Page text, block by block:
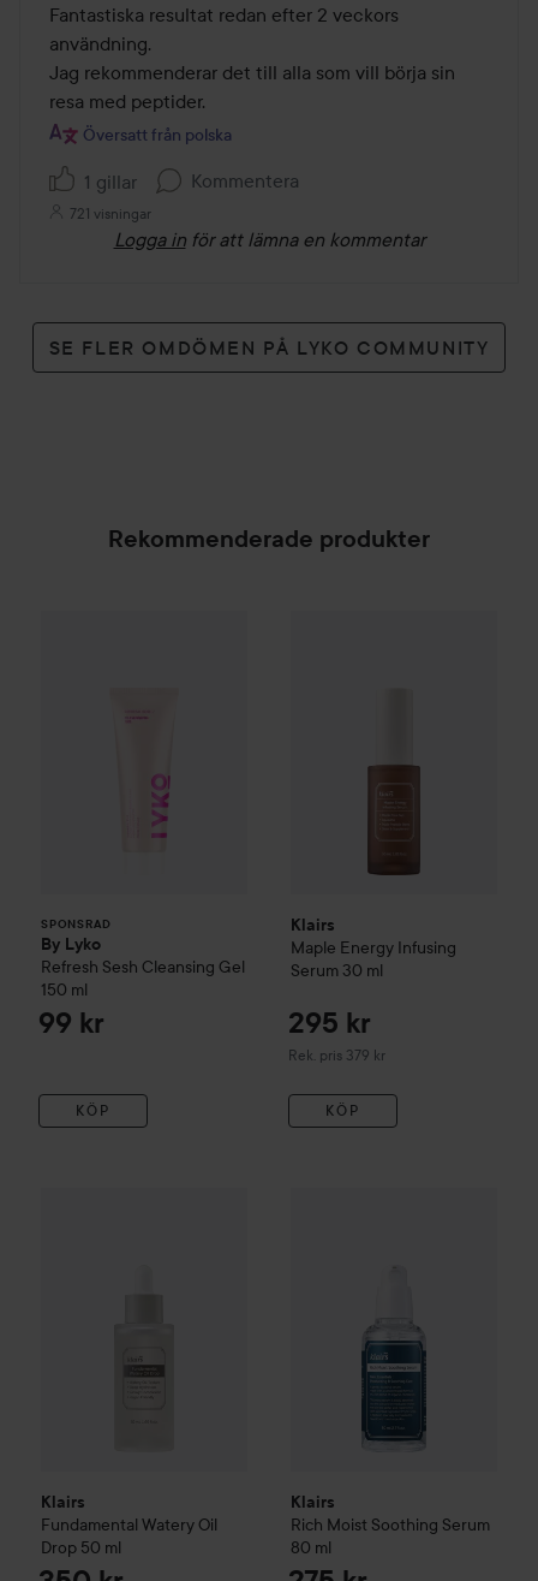
Fantastiska resultat redan efter 2 veckors
användning.
Jag rekommenderar det till alla som vill börja sin
resa med peptider.
Översatt från polska
1 gillar Kommentera
721 visningar
Logga in för att lämna en kommentar
SE FLER OMDÖMEN PÅ LYKO COMMUNITY
Rekommenderade produkter
SPONSRAD
By Lyko
Refresh Sesh Cleansing Gel
150 ml
99 kr
KÖP
Klairs
Maple Energy Infusing
Serum 30 ml
295 kr
Rek. pris 379 kr
Rekommenderat pris 379 kr
KÖP
Klairs
Fundamental Watery Oil
Drop 50 ml
Klairs
Rich Moist Soothing Serum
80 ml